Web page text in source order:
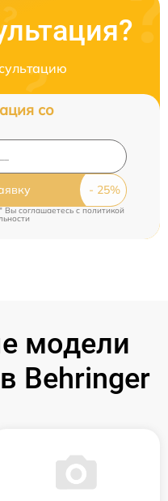
со
Вы соглашаетесь cполитикой
модели
Behringer